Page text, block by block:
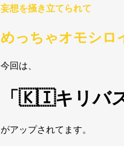
妄想を掻き立てられて
めっちゃオモシロ
今回は、
「🇰🇮キリバ
がアップされてます。